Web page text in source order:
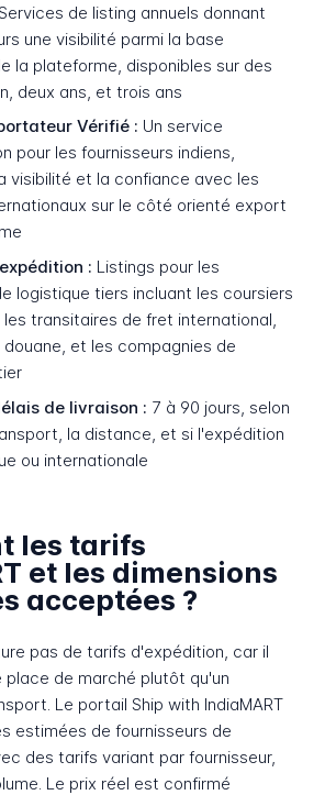
de listing annuels donnant
une visibilité parmi la base
la plateforme, disponibles sur des
deux ans, et trois ans
Vérifié : Un service
pour les fournisseurs indiens,
visibilité et la confiance avec les
sur le côté orienté export
: Listings pour les
logistique tiers incluant les coursiers
transitaires de fret international,
et les compagnies de
de livraison : 7 à 90 jours, selon
la distance, et si l'expédition
ou internationale
les tarifs
et les dimensions
acceptées ?
pas de tarifs d'expédition, car il
place de marché plutôt qu'un
Le portail Ship with IndiaMART
estimées de fournisseurs de
des tarifs variant par fournisseur,
Le prix réel est confirmé